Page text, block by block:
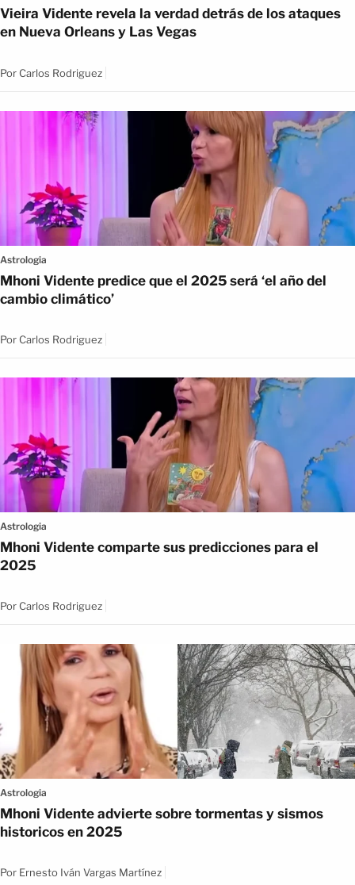
Vieira Vidente revela la verdad detrás de los ataques
en Nueva Orleans y Las Vegas
Por Carlos Rodriguez
Astrologia
Mhoni Vidente predice que el 2025 será ‘el año del
cambio climático’
Por Carlos Rodriguez
Astrologia
Mhoni Vidente comparte sus predicciones para el
2025
Por Carlos Rodriguez
Astrologia
Mhoni Vidente advierte sobre tormentas y sismos
historicos en 2025
Por Ernesto Iván Vargas Martínez